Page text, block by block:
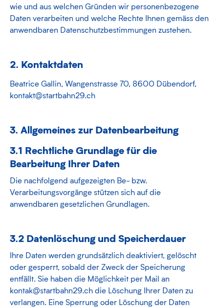
wie und aus welchen Gründen wir personenbezogene
Daten verarbeiten und welche Rechte Ihnen gemäss den
anwendbaren Datenschutzbestimmungen zustehen.
2. Kontaktdaten
Beatrice Gallin, Wangenstrasse 70, 8600 Dübendorf,
kontakt@startbahn29.ch
3. Allgemeines zur Datenbearbeitung
3.1 Rechtliche Grundlage für die
Bearbeitung Ihrer Daten
Die nachfolgend aufgezeigten Be- bzw.
Verarbeitungsvorgänge stützen sich auf die
anwendbaren gesetzlichen Grundlagen.
3.2 Datenlöschung und Speicherdauer
Ihre Daten werden grundsätzlich deaktiviert, gelöscht
oder gesperrt, sobald der Zweck der Speicherung
entfällt. Sie haben die Möglichkeit per Mail an
kontak@startbahn29.ch die Löschung Ihrer Daten zu
verlangen. Eine Sperrung oder Löschung der Daten